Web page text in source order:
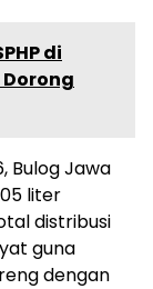
di
Bulog Jawa
liter
distribusi
guna
dengan